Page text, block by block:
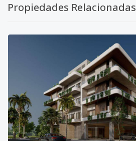
Propiedades Relacionadas